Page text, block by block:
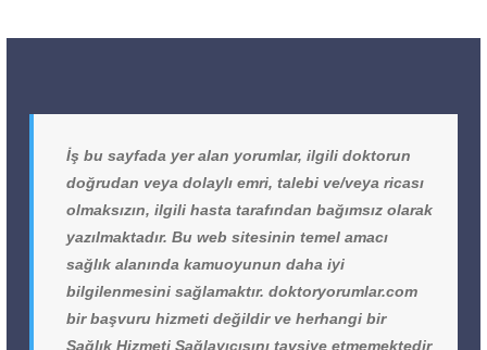
İş bu sayfada yer alan yorumlar, ilgili doktorun
doğrudan veya dolaylı emri, talebi ve/veya ricası
olmaksızın, ilgili hasta tarafından bağımsız olarak
yazılmaktadır. Bu web sitesinin temel amacı
sağlık alanında kamuoyunun daha iyi
bilgilenmesini sağlamaktır. doktoryorumlar.com
bir başvuru hizmeti değildir ve herhangi bir
Sağlık Hizmeti Sağlayıcısını tavsiye etmemektedir